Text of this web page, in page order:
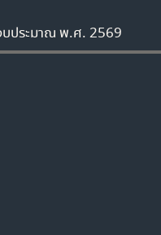
บประมาณ พ.ศ. 2569